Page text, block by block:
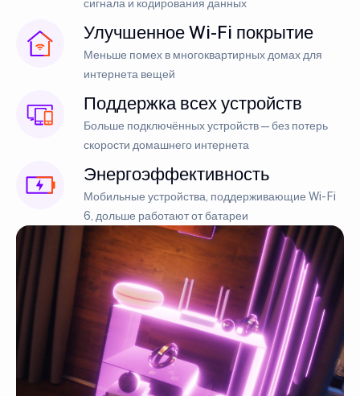
сигнала и кодирования данных
Улучшенное Wi-Fi покрытие
Меньше помех в многоквартирных домах для
интернета вещей
Поддержка всех устройств
Больше подключённых устройств — без потерь
скорости домашнего интернета
Энергоэффективность
Мобильные устройства, поддерживающие Wi-Fi
6, дольше работают от батареи